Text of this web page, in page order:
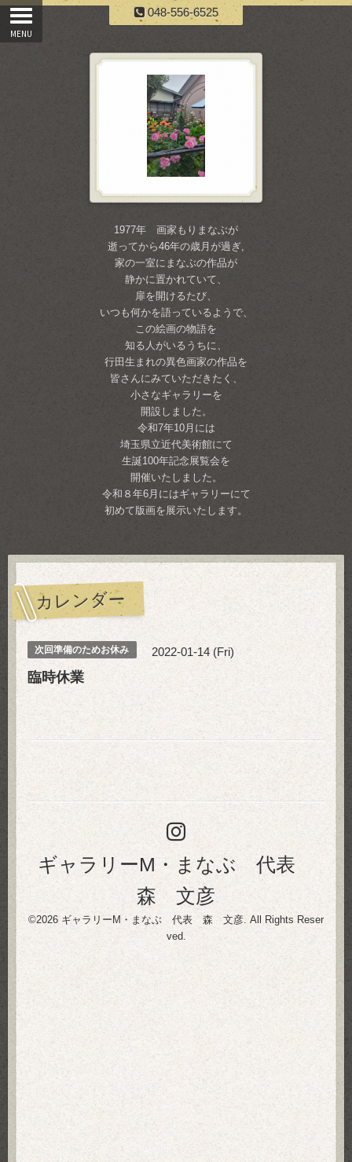
048-556-6525
1977年 画家もりまなぶが
逝ってから46年の歳月が過ぎ,
家の一室にまなぶの作品が
静かに置かれていて、
扉を開けるたび、
いつも何かを語っているようで、
この絵画の物語を
知る人がいるうちに、
行田生まれの異色画家の作品を
皆さんにみていただきたく、
小さなギャラリーを
開設しました。
令和7年10月には
埼玉県立近代美術館にて
生誕100年記念展覧会を
開催いたしました。
令和８年6月にはギャラリーにて
初めて版画を展示いたします。
カレンダー
次回準備のためお休み 2022-01-14 (Fri)
臨時休業
ギャラリーM・まなぶ 代表
森 文彦
©2026 ギャラリーM・まなぶ 代表 森 文彦 . All Rights Reser
ved.